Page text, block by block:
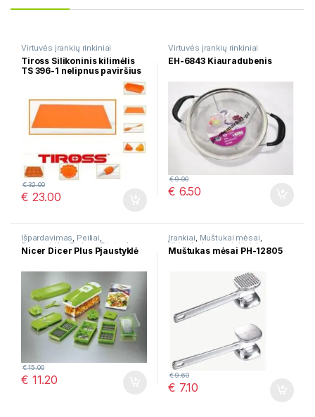
Virtuvės įrankių rinkiniai
Tiross Silikoninis kilimėlis
TS 396-1 nelipnus paviršius
€ 23.00
€32.00
Virtuvės įrankių rinkiniai
EH-6843 Kiauradubenis
€ 6.50
€9.00
Išpardavimas, Peiliai,
Pjaustyklės ,Tarkos, Trintuvės ,
Virtuvės įrankių rinkiniai
Nicer Dicer Plus Pjaustyklė
€ 11.20
€15.00
Įrankiai, Muštukai mėsai,
Virtuvės įrankių rinkiniai
Muštukas mėsai PH-12805
€ 7.10
€9.60